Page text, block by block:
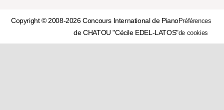
Copyright © 2008-2026 Concours International de Piano
de CHATOU "Cécile EDEL-LATOS"
Préférences
de cookies